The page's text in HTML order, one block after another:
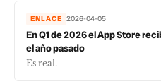
ENLACE 2026-04-05
En Q1 de 2026 el App Store
el año pasado
Es real.